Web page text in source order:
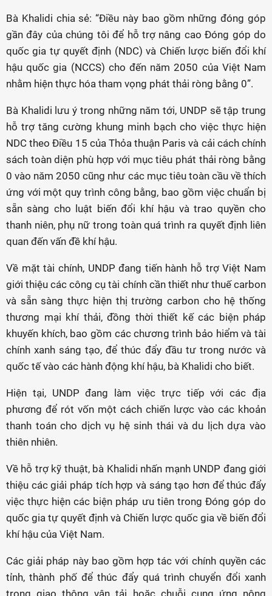
Bà Khalidi chia sẻ: “Điều này bao gồm những đóng góp
gần đây của chúng tôi để hỗ trợ nâng cao Đóng góp do
quốc gia tự quyết định (NDC) và Chiến lược biến đổi khí
hậu quốc gia (NCCS) cho đến năm 2050 của Việt Nam
nhằm hiện thực hóa tham vọng phát thải ròng bằng 0”.
Bà Khalidi lưu ý trong những năm tới, UNDP sẽ tập trung
hỗ trợ tăng cường khung minh bạch cho việc thực hiện
NDC theo Điều 15 của Thỏa thuận Paris và cải cách chính
sách toàn diện phù hợp với mục tiêu phát thải ròng bằng
0 vào năm 2050 cũng như các mục tiêu toàn cầu về thích
ứng với một quy trình công bằng, bao gồm việc chuẩn bị
sẵn sàng cho luật biến đổi khí hậu và trao quyền cho
thanh niên, phụ nữ trong toàn quá trình ra quyết định liên
quan đến vấn đề khí hậu.
Về mặt tài chính, UNDP đang tiến hành hỗ trợ Việt Nam
giới thiệu các công cụ tài chính cần thiết như thuế carbon
và sẵn sàng thực hiện thị trường carbon cho hệ thống
thương mại khí thải, đồng thời thiết kế các biện pháp
khuyến khích, bao gồm các chương trình bảo hiểm và tài
chính xanh sáng tạo, để thúc đẩy đầu tư trong nước và
quốc tế vào các hành động khí hậu, bà Khalidi cho biết.
Hiện tại, UNDP đang làm việc trực tiếp với các địa
phương để rót vốn một cách chiến lược vào các khoản
thanh toán cho dịch vụ hệ sinh thái và du lịch dựa vào
thiên nhiên.
Về hỗ trợ kỹ thuật, bà Khalidi nhấn mạnh UNDP đang giới
thiệu các giải pháp tích hợp và sáng tạo hơn để thúc đẩy
việc thực hiện các biện pháp ưu tiên trong Đóng góp do
quốc gia tự quyết định và Chiến lược quốc gia về biến đổi
khí hậu của Việt Nam.
Các giải pháp này bao gồm hợp tác với chính quyền các
tỉnh, thành phố để thúc đẩy quá trình chuyển đổi xanh
trong giao thông vận tải hoặc chuỗi cung ứng nông